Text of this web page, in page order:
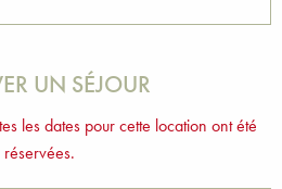
UN SÉJOUR
les dates pour cette location ont été
réservées.